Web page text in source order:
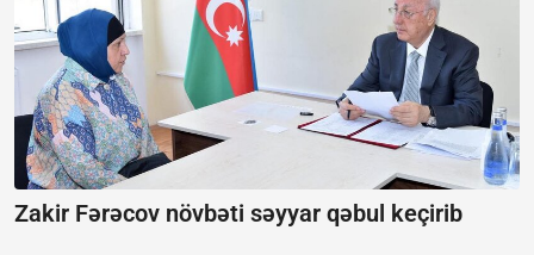
Zakir Fərəcov növbəti səyyar qəbul keçirib